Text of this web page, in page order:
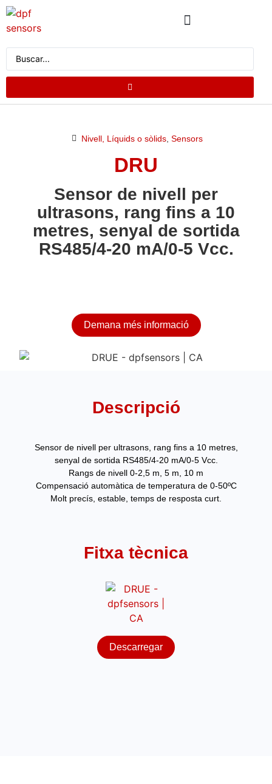
Nivell, Líquids o sòlids, Sensors
DRU
Sensor de nivell per
ultrasons, rang fins a 10
metres, senyal de sortida
RS485/4-20 mA/0-5 Vcc.
Demana més informació
Descripció
Sensor de nivell per ultrasons, rang fins a 10 metres,
senyal de sortida RS485/4-20 mA/0-5 Vcc.
Rangs de nivell 0-2,5 m, 5 m, 10 m
Compensació automàtica de temperatura de 0-50ºC
Molt precís, estable, temps de resposta curt.
Fitxa tècnica
Descarregar